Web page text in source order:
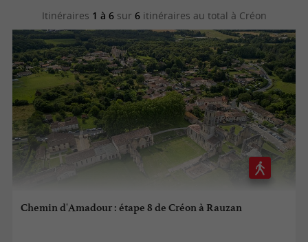
Itinéraires 1 à 6sur 6itinéraires au total à Créon
Chemin d'Amadour : étape 8 de Créon à Rauzan